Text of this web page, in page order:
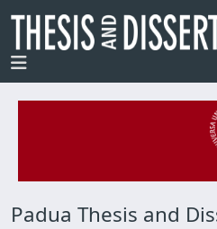
Padua Thesis and